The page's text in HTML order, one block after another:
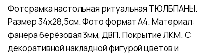
Фоторамка настольная ритуальная ТЮЛБПАНЫ.
Размер 34х28,5см. Фото формат А4. Материал:
фанера берёзовая 3мм, ДВП. Покрытие ЛКМ. С
декоративной накладной фигурой цветов и